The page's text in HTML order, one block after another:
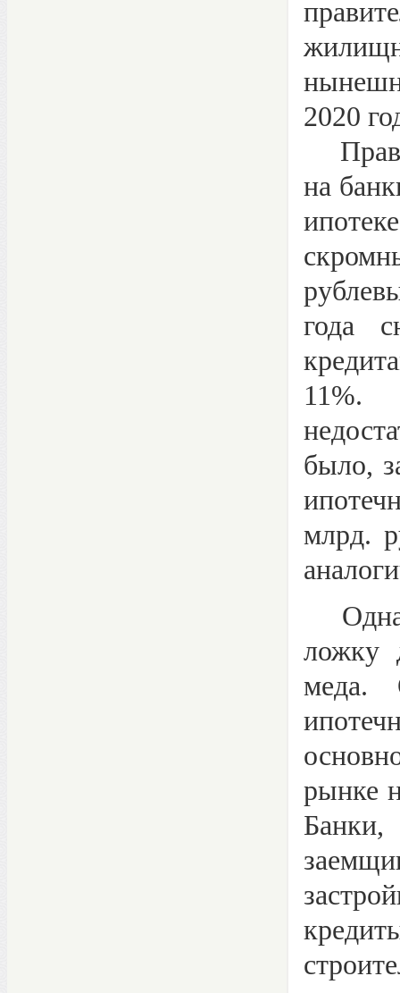
2020
на
года
11%.
было,
млрд.
ложку
меда.
рынке
Банки,